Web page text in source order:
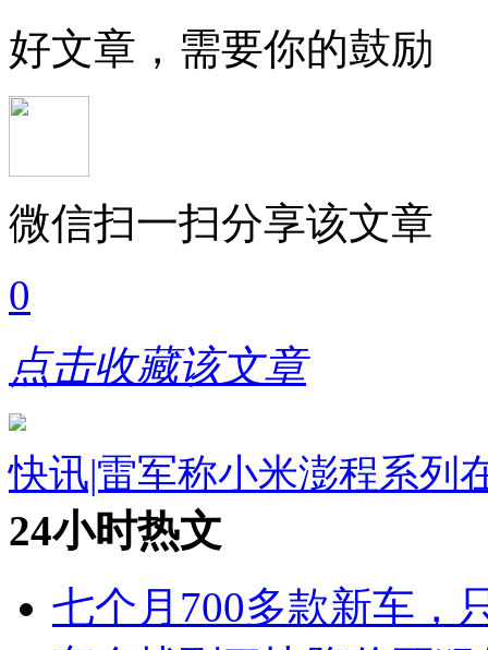
好文章，需要你的鼓励
微信扫一扫分享该文章
0
点击收藏该文章
快讯|雷军称小米澎程系列
24小时热文
七个月700多款新车，